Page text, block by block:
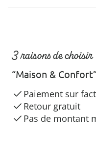
3 raisons de choisir
“Maison &
Paiement sur
Retour gratuit
Pas de montant